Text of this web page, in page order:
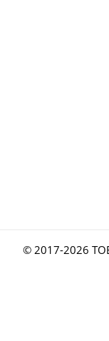
© 2017-2026